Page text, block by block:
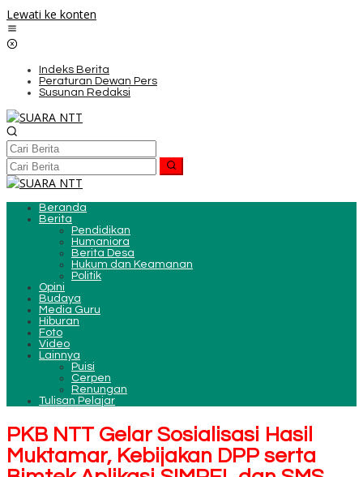
Lewati ke konten
Indeks Berita
Peraturan Dewan Pers
Susunan Redaksi
Beranda
Berita
Pendidikan
Humaniora
Berita Desa
Hukum dan Keamanan
Politik
Opini
Budaya
Media Guru
Hiburan
Foto
Video
Lainnya
Puisi
Cerpen
Renungan
Tulisan Pelajar
PKB NTT Gelar Sosialisasi Hasil
Muktamar, Kebijakan DPP serta